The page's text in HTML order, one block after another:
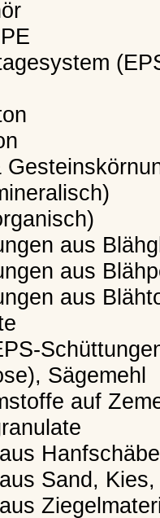
aus
aus
aus
Sägemehl
auf
Sand,